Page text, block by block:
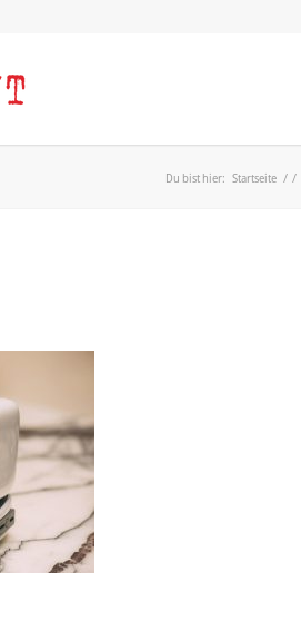
Du bist hier: Startseite / /